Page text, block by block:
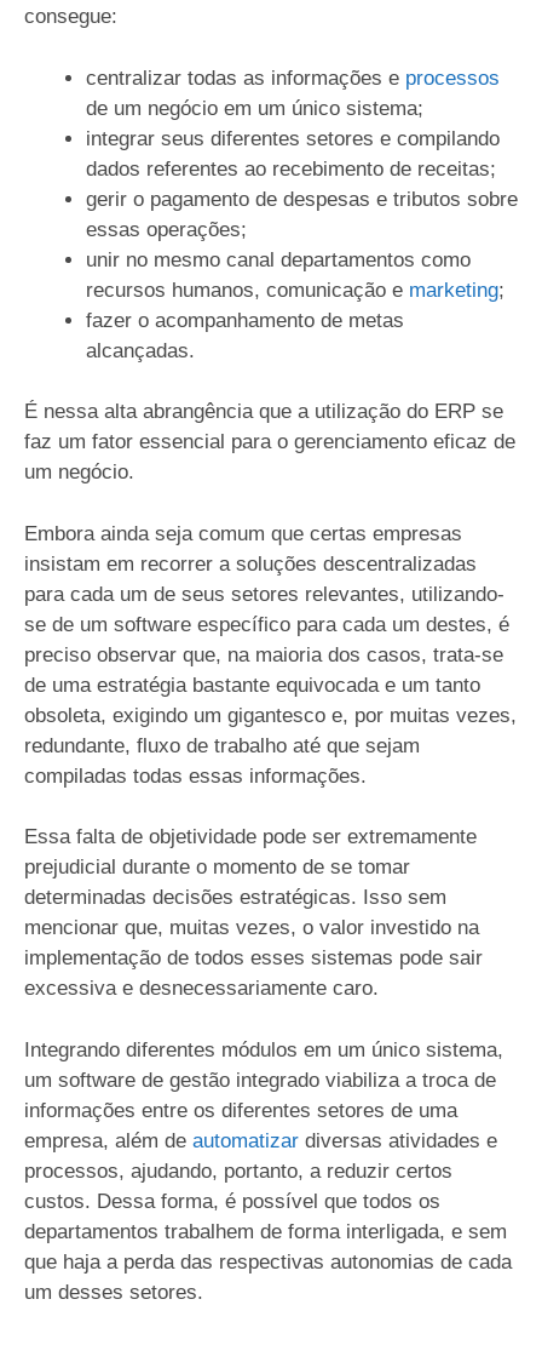
consegue:
centralizar todas as informações e processos
de um negócio em um único sistema;
integrar seus diferentes setores e compilando
dados referentes ao recebimento de receitas;
gerir o pagamento de despesas e tributos sobre
essas operações;
unir no mesmo canal departamentos como
recursos humanos, comunicação e marketing;
fazer o acompanhamento de metas
alcançadas.
É nessa alta abrangência que a utilização do ERP se
faz um fator essencial para o gerenciamento eficaz de
um negócio.
Embora ainda seja comum que certas empresas
insistam em recorrer a soluções descentralizadas
para cada um de seus setores relevantes, utilizando-
se de um software específico para cada um destes, é
preciso observar que, na maioria dos casos, trata-se
de uma estratégia bastante equivocada e um tanto
obsoleta, exigindo um gigantesco e, por muitas vezes,
redundante, fluxo de trabalho até que sejam
compiladas todas essas informações.
Essa falta de objetividade pode ser extremamente
prejudicial durante o momento de se tomar
determinadas decisões estratégicas. Isso sem
mencionar que, muitas vezes, o valor investido na
implementação de todos esses sistemas pode sair
excessiva e desnecessariamente caro.
Integrando diferentes módulos em um único sistema,
um software de gestão integrado viabiliza a troca de
informações entre os diferentes setores de uma
empresa, além de automatizar diversas atividades e
processos, ajudando, portanto, a reduzir certos
custos. Dessa forma, é possível que todos os
departamentos trabalhem de forma interligada, e sem
que haja a perda das respectivas autonomias de cada
um desses setores.